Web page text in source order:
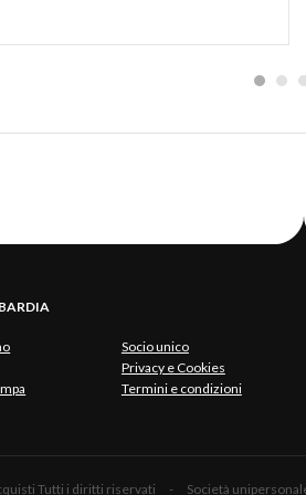
Socio unico
Privacy e Cookies
Termini e condizioni
Tutti i diritti riservati - Società